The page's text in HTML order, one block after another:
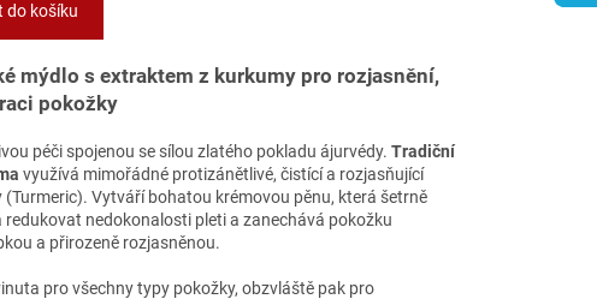
do košíku
mýdlo s extraktem z kurkumy pro rozjasnění,
pokožky
péči spojenou se sílou zlatého pokladu ájurvédy. Tradiční
využívá mimořádné protizánětlivé, čistící a rozjasňující
Vytváří bohatou krémovou pěnu, která šetrně
nedokonalosti pleti a zanechává pokožku
a přirozeně rozjasněnou.
pro všechny typy pokožky, obzvláště pak pro